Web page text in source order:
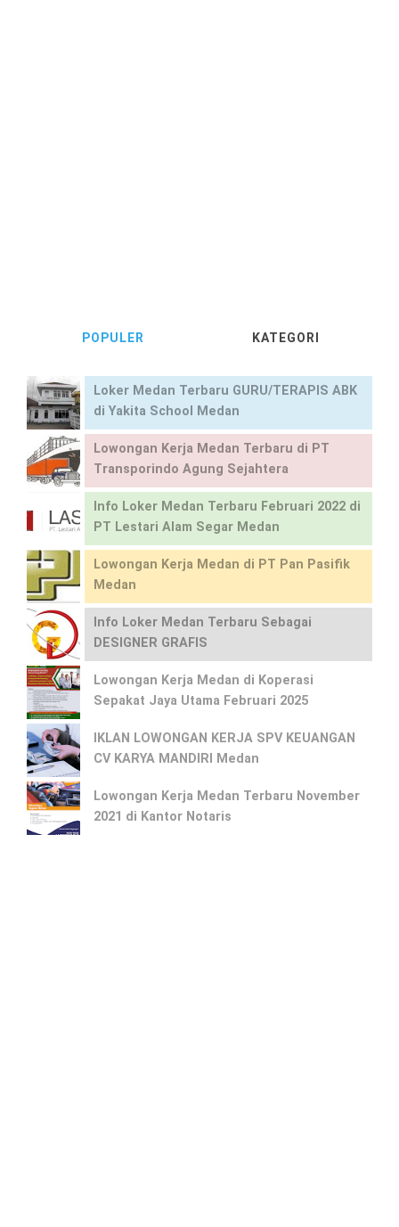
POPULER KATEGORI
Loker Medan Terbaru GURU/TERAPIS ABK
di Yakita School Medan
Lowongan Kerja Medan Terbaru di PT
Transporindo Agung Sejahtera
Info Loker Medan Terbaru Februari 2022 di
PT Lestari Alam Segar Medan
Lowongan Kerja Medan di PT Pan Pasifik
Medan
Info Loker Medan Terbaru Sebagai
DESIGNER GRAFIS
Lowongan Kerja Medan di Koperasi
Sepakat Jaya Utama Februari 2025
IKLAN LOWONGAN KERJA SPV KEUANGAN
CV KARYA MANDIRI Medan
Lowongan Kerja Medan Terbaru November
2021 di Kantor Notaris